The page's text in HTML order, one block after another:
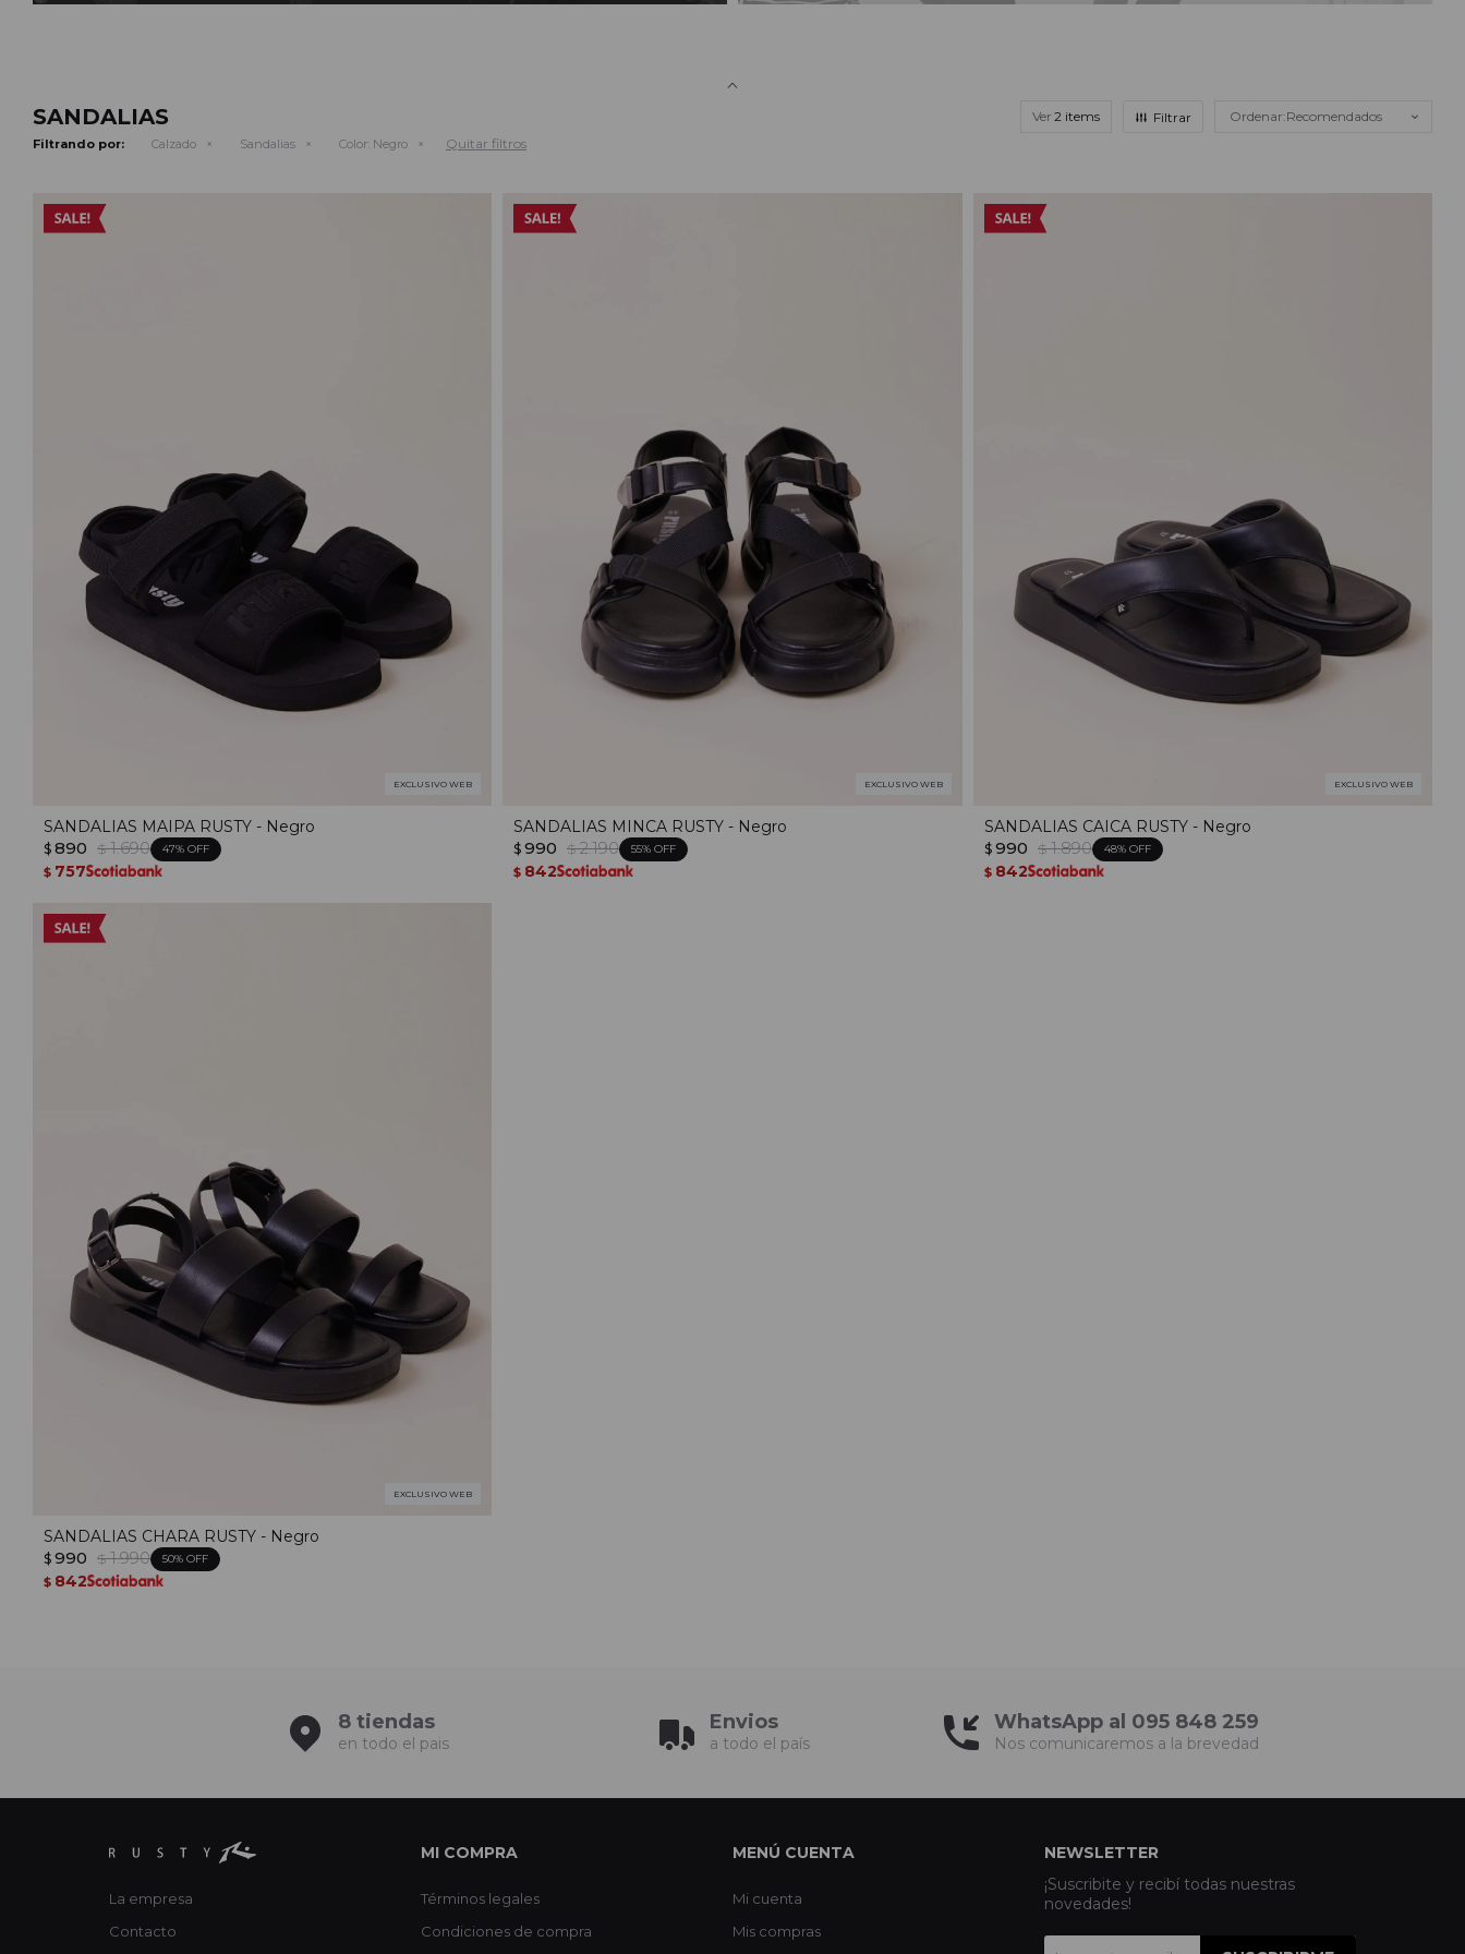
SANDALIAS Ver Recomendados
Filtrando por: Calzado Sandalias Color: Negro Quitar filtros
EXCLUSIVO WEB
SANDALIAS MAIPA RUSTY - Negro
$ 890 $ 1.690 47
$ 757
EXCLUSIVO WEB
SANDALIAS MINCA RUSTY - Negro
$ 990 $ 2.190 55
$ 842
EXCLUSIVO WEB
SANDALIAS CAICA RUSTY - Negro
$ 990 $ 1.890 48
$ 842
EXCLUSIVO WEB
SANDALIAS CHARA RUSTY - Negro
$ 990 $ 1.990 50
$ 842
8 tiendas
en todo el pais
Envios
a todo el país
WhatsApp al 095 848 259
Nos comunicaremos a la brevedad
La empresa
Contacto
MI COMPRA
Términos legales
Condiciones de compra
MENÚ CUENTA
Mi cuenta
Mis compras
NEWSLETTER
¡Suscribite y recibí todas nuestras
novedades!